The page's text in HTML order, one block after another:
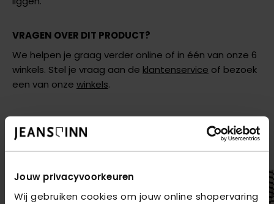
Jouw privacyvoorkeuren
Wij gebruiken cookies om jouw online shopervaring
VRAGEN OVER DIT PRODUCT?
We helpen je graag verder online of in één van onze 6
winkels. Stel je vraag aan de klantenservice of bezoek
een van onze winkels.
AANBEVOLEN VOOR JOU